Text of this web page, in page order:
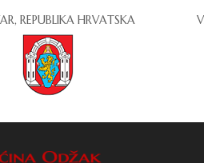
REPUBLIKA HRVATSKA